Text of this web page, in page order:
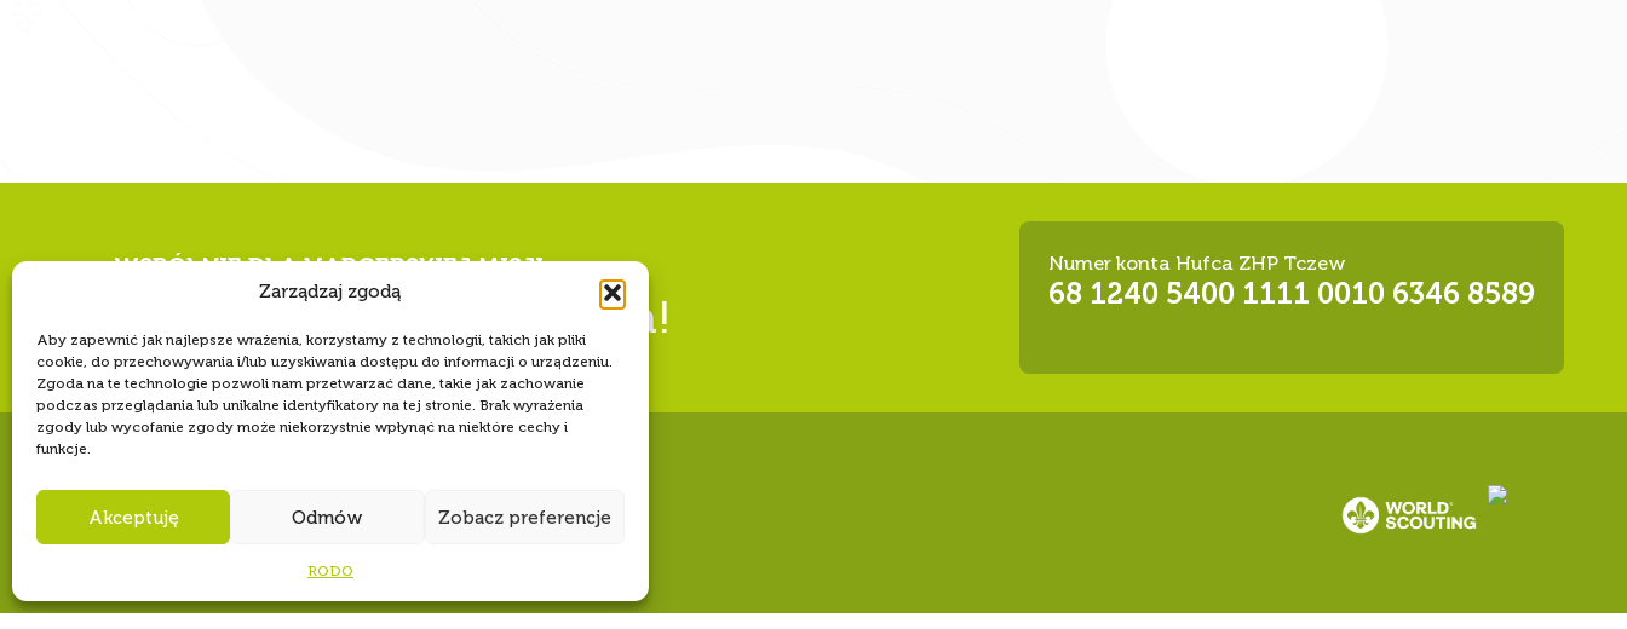
Zarządzaj zgodą
Aby zapewnić jak najlepsze wrażenia, korzystamy z technologii, takich jak pliki
cookie, do przechowywania i/lub uzyskiwania dostępu do informacji o urządzeniu.
Zgoda na te technologie pozwoli nam przetwarzać dane, takie jak zachowanie
podczas przeglądania lub unikalne identyfikatory na tej stronie. Brak wyrażenia
zgody lub wycofanie zgody może niekorzystnie wpłynąć na niektóre cechy i
funkcje.
Akceptuję Odmów Zobacz preferencje
RODO
WSPÓLNIE DLA HARCERSKIEJ MISJI
Twoje wsparcie, nasza siła!
Numer konta Hufca ZHP Tczew
68 1240 5400 1111 0010 6346 8589